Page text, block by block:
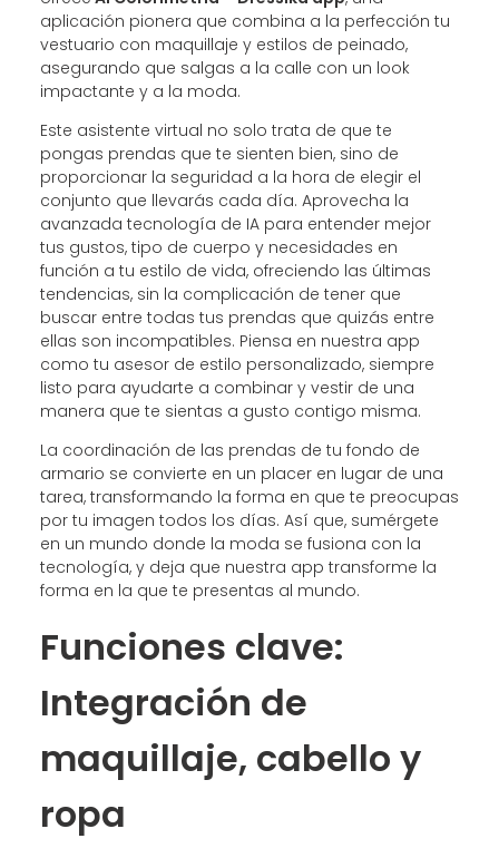
aplicación pionera que combina a la perfección tu
vestuario con maquillaje y estilos de peinado,
asegurando que salgas a la calle con un look
impactante y a la moda.
Este asistente virtual no solo trata de que te
pongas prendas que te sienten bien, sino de
proporcionar la seguridad a la hora de elegir el
conjunto que llevarás cada día. Aprovecha la
avanzada tecnología de IA para entender mejor
tus gustos, tipo de cuerpo y necesidades en
función a tu estilo de vida, ofreciendo las últimas
tendencias, sin la complicación de tener que
buscar entre todas tus prendas que quizás entre
ellas son incompatibles. Piensa en nuestra app
como tu asesor de estilo personalizado, siempre
listo para ayudarte a combinar y vestir de una
manera que te sientas a gusto contigo misma.
La coordinación de las prendas de tu fondo de
armario se convierte en un placer en lugar de una
tarea, transformando la forma en que te preocupas
por tu imagen todos los días. Así que, sumérgete
en un mundo donde la moda se fusiona con la
tecnología, y deja que nuestra app transforme la
forma en la que te presentas al mundo.
Funciones clave:
Integración de
maquillaje, cabello y
ropa